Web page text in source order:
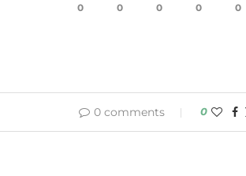
0 0 0 0 0
0 comments 0